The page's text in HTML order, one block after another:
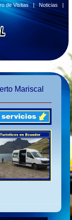
de Visitas|Noticias |
Mariscal